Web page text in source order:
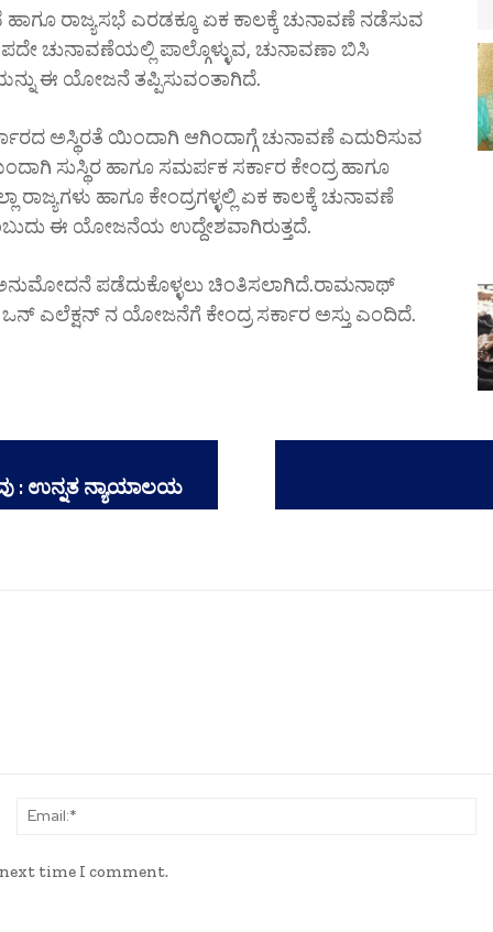
ರಾಜ್ಯಸಭೆ ಎರಡಕ್ಕೂ ಏಕ ಕಾಲಕ್ಕೆ ಚುನಾವಣೆ ನಡೆಸುವ
ಚುನಾವಣೆಯಲ್ಲಿ ಪಾಲ್ಗೊಳ್ಳುವ, ಚುನಾವಣಾ ಬಿಸಿ
ಈ ಯೋಜನೆ ತಪ್ಪಿಸುವಂತಾಗಿದೆ.
ಅಸ್ಥಿರತೆ ಯಿಂದಾಗಿ ಆಗಿಂದಾಗ್ಗೆ ಚುನಾವಣೆ ಎದುರಿಸುವ
ಸುಸ್ಥಿರ ಹಾಗೂ ಸಮರ್ಪಕ ಸರ್ಕಾರ ಕೇಂದ್ರ ಹಾಗೂ
ರಾಜ್ಯಗಳು ಹಾಗೂ ಕೇಂದ್ರಗಳ್ಳಲ್ಲಿ ಏಕ ಕಾಲಕ್ಕೆ ಚುನಾವಣೆ
ಈ ಯೋಜನೆಯ ಉದ್ದೇಶವಾಗಿರುತ್ತದೆ.
ಪಡೆದುಕೊಳ್ಳಲು ಚಿಂತಿಸಲಾಗಿದೆ.ರಾಮನಾಥ್
ನ ಯೋಜನೆಗೆ ಕೇಂದ್ರ ಸರ್ಕಾರ ಅಸ್ತು ಎಂದಿದೆ.
: ಉನ್ನತ ನ್ಯಾಯಾಲಯ
time I comment.